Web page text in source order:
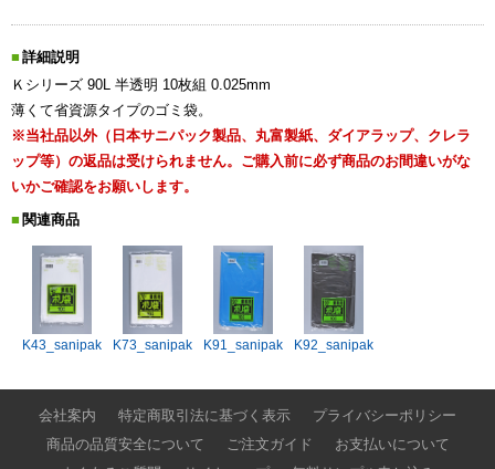
詳細説明
Ｋシリーズ 90L 半透明 10枚組 0.025mm
薄くて省資源タイプのゴミ袋。
※当社品以外（日本サニパック製品、丸富製紙、ダイアラップ、クレラ
ップ等）の返品は受けられません。ご購入前に必ず商品のお間違いがな
いかご確認をお願いします。
関連商品
K43_sanipak K73_sanipak K91_sanipak K92_sanipak
会社案内 特定商取引法に基づく表示
プライバシーポリシー
商品の品質安全について
ご注文ガイド
お支払いについて